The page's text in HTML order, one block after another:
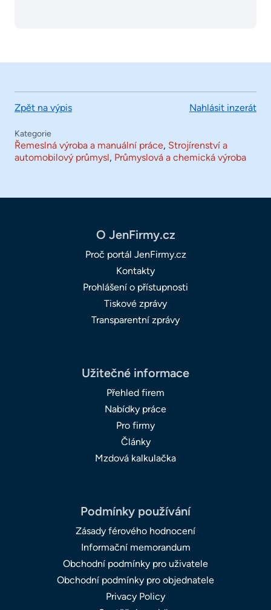
Zpět na výpis Nahlásit inzerát
Kategorie
Řemeslná výroba a manuální práce, Strojírenství a
automobilový průmysl, Průmyslová a chemická výroba
O JenFirmy.cz
Proč portál JenFirmy.cz
Kontakty
Prohlášení o přístupnosti
Tiskové zprávy
Transparentní zprávy
Užitečné informace
Přehled firem
Nabídky práce
Pro firmy
Články
Mzdová kalkulačka
Podmínky používání
Zásady férového hodnocení
Informační memorandum
Obchodní podmínky pro uživatele
Obchodní podmínky pro objednatele
Privacy Policy